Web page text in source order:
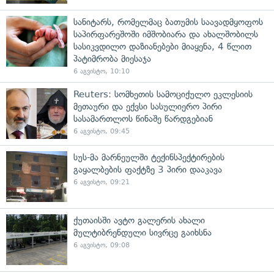
სანიტარს, რომელმაც ბათუმის საავადმყოფოს
საპირფარეშოში იმშობიარა და ახალშობილს
სასიკვდილო დაზიანებები მიაყენა, 4 წლით
პატიმრობა მიესაჯა
6 აგვისტო, 10:10
Reuters: სომხეთის სამოციქულო ეკლესიის
მეთაური და ექვსი სასულიერო პირი
სასამართლოს წინაშე წარდგებიან
6 აგვისტო, 09:45
სუს-მა მარნეულში ტექინსპექტირების
გაყალბების ფაქტზე 3 პირი დააკავა
6 აგვისტო, 09:21
ქუთაისში ავტო გალერის ახალი
მულტიბრენდული სივრცე გაიხსნა
6 აგვისტო, 09:08